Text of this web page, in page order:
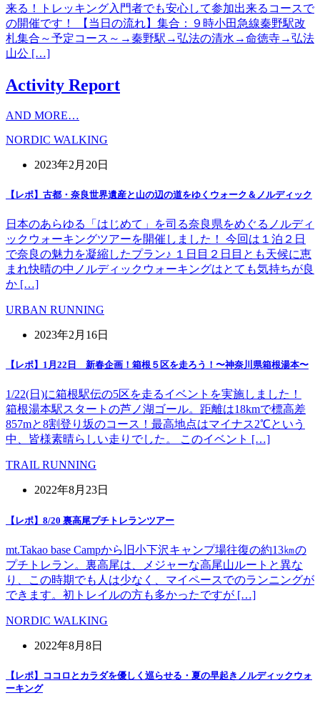
来る！トレッキング入門者でも安心して参加出来るコースで
の開催です！ 【当日の流れ】集合：９時小田急線秦野駅改
札集合～予定コース～→秦野駅→弘法の清水→命徳寺→弘法
山公 […]
Activity Report
AND MORE…
NORDIC WALKING
2023年2月20日
【レポ】古都・奈良世界遺産と山の辺の道をゆくウォーク＆ノルディック
日本のあらゆる「はじめて」を司る奈良県をめぐるノルディ
ックウォーキングツアーを開催しました！ 今回は１泊２日
で奈良の魅力を凝縮したプラン♪ １日目２日目とも天候に恵
まれ快晴の中ノルディックウォーキングはとても気持ちが良
か […]
URBAN RUNNING
2023年2月16日
【レポ】1月22日 新春企画！箱根５区を走ろう！〜神奈川県箱根湯本〜
1/22(日)に箱根駅伝の5区を走るイベントを実施しました！
箱根湯本駅スタートの芦ノ湖ゴール。距離は18kmで標高差
857mと8割登り坂のコース！最高地点はマイナス2℃という
中、皆様素晴らしい走りでした。 このイベント […]
TRAIL RUNNING
2022年8月23日
【レポ】8/20 裏高尾プチトレランツアー
mt.Takao base Campから旧小下沢キャンプ場往復の約13㎞の
プチトレラン。裏高尾は、メジャーな高尾山ルートと異な
り、この時期でも人は少なく、マイペースでのランニングが
できます。初トレイルの方も多かったですが […]
NORDIC WALKING
2022年8月8日
【レポ】ココロとカラダを優しく巡らせる・夏の早起きノルディックウォ
ーキング